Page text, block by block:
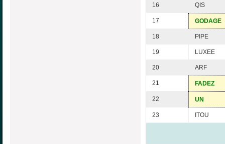
16 QIS
17 GODAGE
18 PIPE
19 LUXEE
20 ARF
21 FADEZ
22 UN
23 ITOU